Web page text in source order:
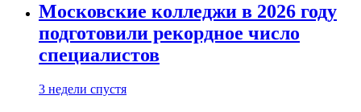
Московские колледжи в 2026 году
подготовили рекордное число
специалистов
3 недели спустя